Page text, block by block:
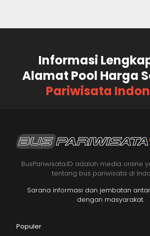
Informasi
Alamat Pool Harga
Pariwisata
BusPariwisata.ID adalah media online
tentang bus pariwisata di
Sarana informasi dan jembatan
dengan masyarakat.
Populer